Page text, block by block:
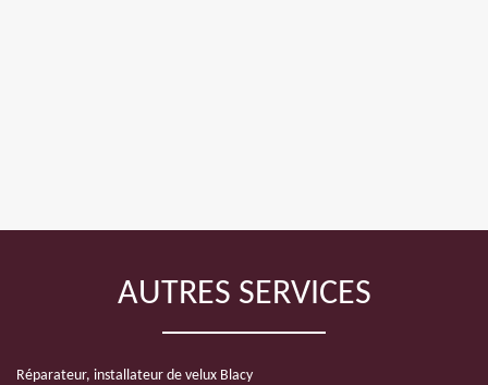
AUTRES SERVICES
Réparateur, installateur de velux Blacy